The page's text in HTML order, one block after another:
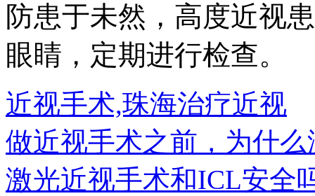
防患于未然，高度近视
眼睛，定期进行检查。
近视手术,珠海治疗近视
做近视手术之前，为什
激光近视手术和ICL安全